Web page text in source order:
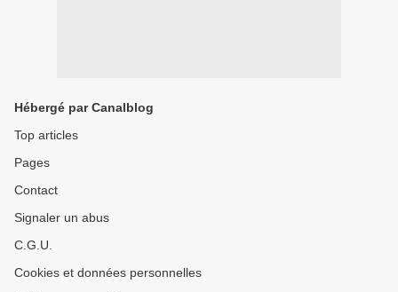
Hébergé par Canalblog
Top articles
Pages
Contact
Signaler un abus
C.G.U.
Cookies et données personnelles